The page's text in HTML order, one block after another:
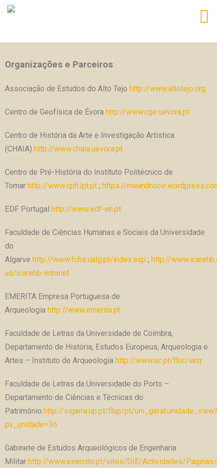
Organizações e Parceiros
Associação de Estudos do Alto Tejo http://www.altotejo.org
Centro de Geofísica de Évora http://www.cge.uevora.pt
Centro de História da Arte e Investigação Artística
(CHAIA) http://www.chaia.uevora.pt
Centro de Pré-História do Instituto Politécnico de
Tomar http://www.cph.ipt.pt ; https://
EDF Portugal http://www.edf-en.pt
Faculdade de Ciências Humanas e Sociais da Universidade
do
Algarve http://www.fchs.ualg.pt/index.asp ; http://
us/icarehb-intranet
EMERITA Empresa Portuguesa de
Arqueologia http://www.emerita.pt
Faculdade de Letras da Universidade de Coimbra,
Departamento de História, Estudos Europeus, Arqueologia e
Artes – Instituto de Arqueologia http://www.uc.pt/fluc/iarq
Faculdade de Letras da Universidade do Porto –
Departamento de Ciências e Técnicas do
Património http://sigarra.up.pt/flup/pt/
pv_unidade=36
Gabinete de Estudos Arqueológicos de Engenharia
Militar http://www.exercito.pt/sites/DIE/Actividades/